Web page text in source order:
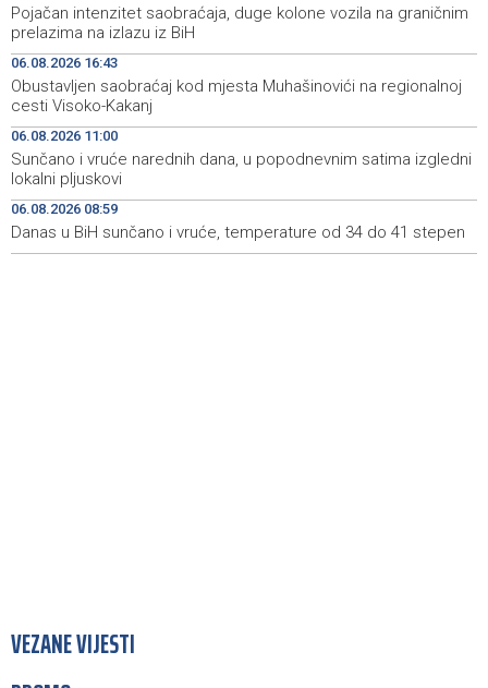
20:26
Na Vilsonovom šetalištu u Sarajevu predstavljeno 50
luksuznih i sportskih automobila
20:01 Announcement of events for Friday, 7 August 2026
19:55
Drugi Festival bakri okupio mještane i posjetitelje kod
Livna
Novi Travnik receives first direct EU funding for UNESCO
heritage project
Pojačan intenzitet saobraćaja, duge kolone vozila na graničnim
prelazima na izlazu iz BiH
06.08.2026 16:43
Obustavljen saobraćaj kod mjesta Muhašinovići na regionalnoj
cesti Visoko-Kakanj
06.08.2026 11:00
Sunčano i vruće narednih dana, u popodnevnim satima izgledni
lokalni pljuskovi
06.08.2026 08:59
Danas u BiH sunčano i vruće, temperature od 34 do 41 stepen
VEZANE VIJESTI